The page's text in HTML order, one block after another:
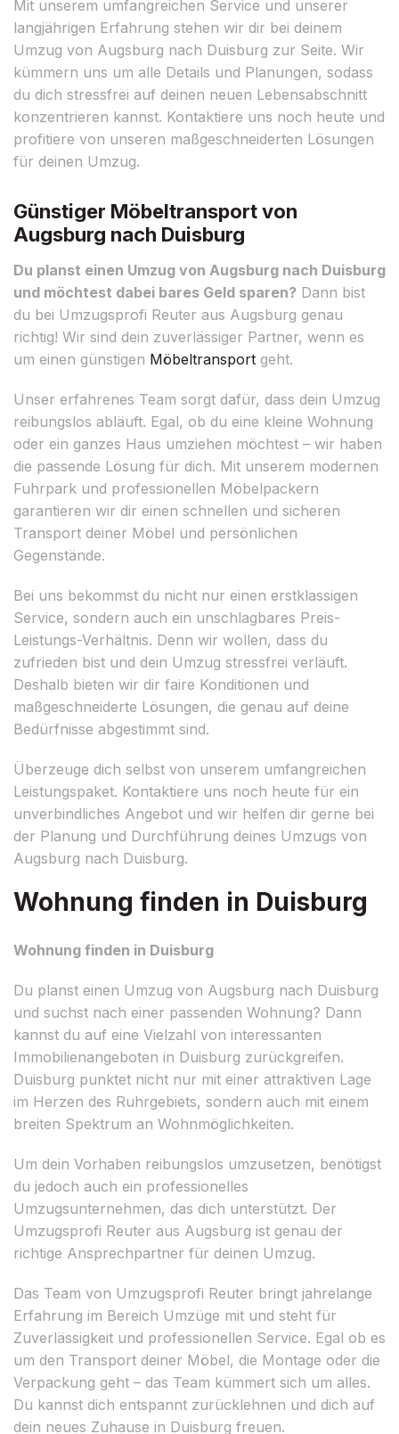
Mit unserem umfangreichen Service und unserer
langjährigen Erfahrung stehen wir dir bei deinem
Umzug von Augsburg nach Duisburg zur Seite. Wir
kümmern uns um alle Details und Planungen, sodass
du dich stressfrei auf deinen neuen Lebensabschnitt
konzentrieren kannst. Kontaktiere uns noch heute und
profitiere von unseren maßgeschneiderten Lösungen
für deinen Umzug.
Günstiger Möbeltransport von
Augsburg nach Duisburg
Du planst einen Umzug von Augsburg nach Duisburg
und möchtest dabei bares Geld sparen? Dann bist
du bei Umzugsprofi Reuter aus Augsburg genau
richtig! Wir sind dein zuverlässiger Partner, wenn es
um einen günstigen Möbeltransport geht.
Unser erfahrenes Team sorgt dafür, dass dein Umzug
reibungslos abläuft. Egal, ob du eine kleine Wohnung
oder ein ganzes Haus umziehen möchtest – wir haben
die passende Lösung für dich. Mit unserem modernen
Fuhrpark und professionellen Möbelpackern
garantieren wir dir einen schnellen und sicheren
Transport deiner Möbel und persönlichen
Gegenstände.
Bei uns bekommst du nicht nur einen erstklassigen
Service, sondern auch ein unschlagbares Preis-
Leistungs-Verhältnis. Denn wir wollen, dass du
zufrieden bist und dein Umzug stressfrei verläuft.
Deshalb bieten wir dir faire Konditionen und
maßgeschneiderte Lösungen, die genau auf deine
Bedürfnisse abgestimmt sind.
Überzeuge dich selbst von unserem umfangreichen
Leistungspaket. Kontaktiere uns noch heute für ein
unverbindliches Angebot und wir helfen dir gerne bei
der Planung und Durchführung deines Umzugs von
Augsburg nach Duisburg.
Wohnung finden in Duisburg
Wohnung finden in Duisburg
Du planst einen Umzug von Augsburg nach Duisburg
und suchst nach einer passenden Wohnung? Dann
kannst du auf eine Vielzahl von interessanten
Immobilienangeboten in Duisburg zurückgreifen.
Duisburg punktet nicht nur mit einer attraktiven Lage
im Herzen des Ruhrgebiets, sondern auch mit einem
breiten Spektrum an Wohnmöglichkeiten.
Um dein Vorhaben reibungslos umzusetzen, benötigst
du jedoch auch ein professionelles
Umzugsunternehmen, das dich unterstützt. Der
Umzugsprofi Reuter aus Augsburg ist genau der
richtige Ansprechpartner für deinen Umzug.
Das Team von Umzugsprofi Reuter bringt jahrelange
Erfahrung im Bereich Umzüge mit und steht für
Zuverlässigkeit und professionellen Service. Egal ob es
um den Transport deiner Möbel, die Montage oder die
Verpackung geht – das Team kümmert sich um alles.
Du kannst dich entspannt zurücklehnen und dich auf
dein neues Zuhause in Duisburg freuen.